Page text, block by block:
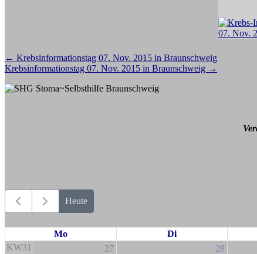
Beitragsnavigation
← Krebsinformationstag 07. Nov. 2015 in Braunschweig
Krebsinformationstag 07. Nov. 2015 in Braunschweig →
Heute
Mo Di
KW31
27 28